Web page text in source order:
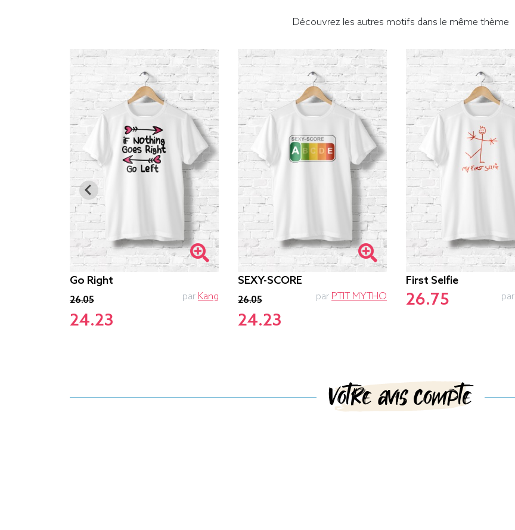
Découvrez les autres motifs dans le même thème
Go Right
26.05
24.23
par Kang
SEXY-SCORE
26.05
24.23
par PTIT MYTHO
First Selfie
26.75 par
Votre avis compte